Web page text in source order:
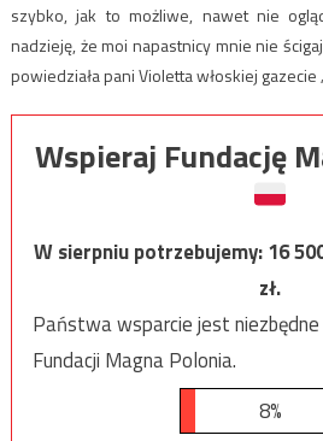
szybko, jak to możliwe, nawet nie
nadzieję, że moi napastnicy mnie nie
powiedziała pani Violetta włoskiej gazecie
Wspieraj Fundację
W sierpniu potrzebujemy:16
zł.
Państwa wsparcie jest
Fundacji Magna Polonia.
8%